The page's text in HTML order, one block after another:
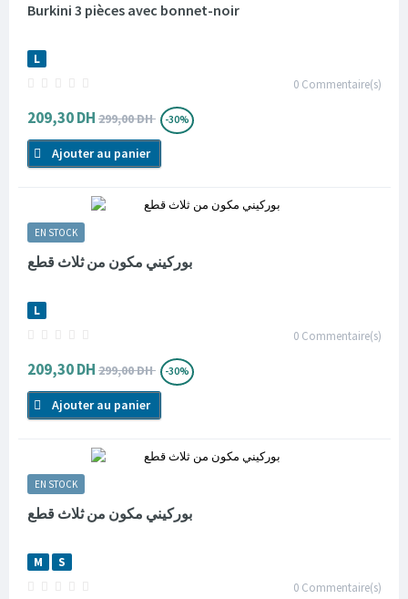
Burkini 3 pièces avec bonnet-noir
L
0 Commentaire(s)
209,30 DH 299,00 DH -30%
Ajouter au panier
EN STOCK
بوركيني مكون من ثلاث قطع
L
0 Commentaire(s)
209,30 DH 299,00 DH -30%
Ajouter au panier
EN STOCK
بوركيني مكون من ثلاث قطع
M
S
0 Commentaire(s)